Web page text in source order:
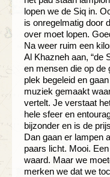
lopen we de Siq in.
is onregelmatig door
over moet lopen.
Na weer ruim een
Al Khazneh aan, “de
en mensen die op de
plek begeleid en
muziek gemaakt
vertelt. Je verstaat
hele sfeer en
bijzonder en is de
Dan gaan er lampen
paars licht. Mooi.
waard. Maar we
merken we dat we